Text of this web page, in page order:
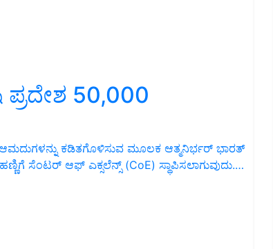
ಪ್ರದೇಶ 50,000
ಕಡಿತಗೊಳಿಸುವ ಮೂಲಕ ಆತ್ಮನಿರ್ಭರ್ ಭಾರತ್
ಸೆಂಟರ್ ಆಫ್ ಎಕ್ಸಲೆನ್ಸ್ (CoE) ಸ್ಥಾಪಿಸಲಾಗುವುದು.…